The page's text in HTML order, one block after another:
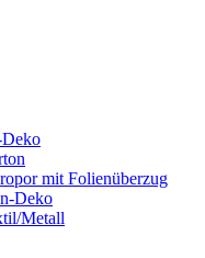
mit Folienüberzug
Deko
Metall